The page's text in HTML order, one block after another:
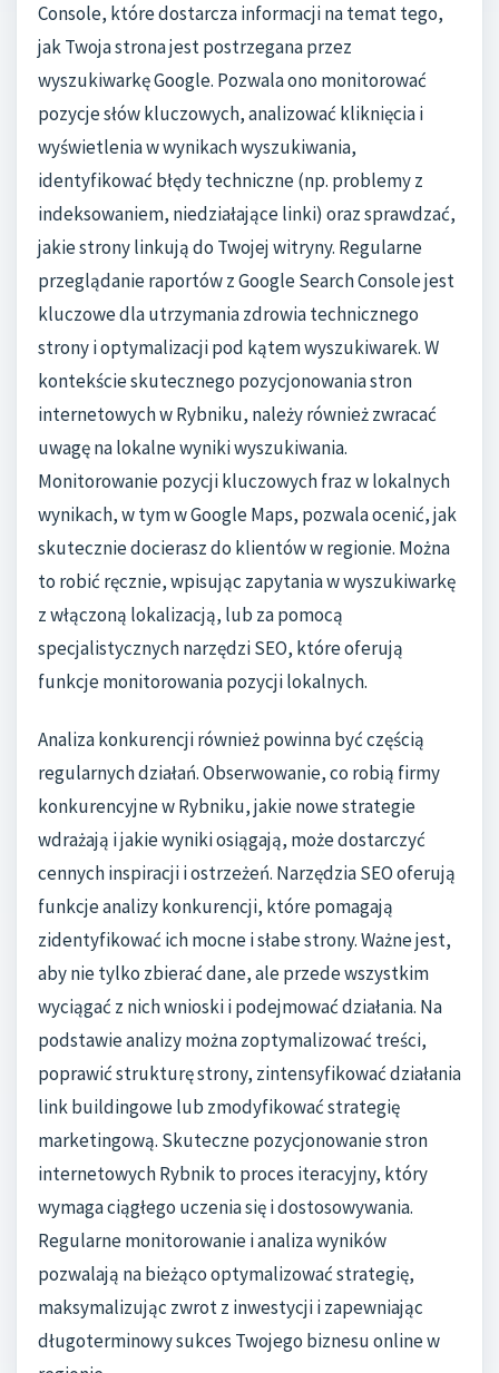
Console, które dostarcza informacji na temat tego,
jak Twoja strona jest postrzegana przez
wyszukiwarkę Google. Pozwala ono monitorować
pozycje słów kluczowych, analizować kliknięcia i
wyświetlenia w wynikach wyszukiwania,
identyfikować błędy techniczne (np. problemy z
indeksowaniem, niedziałające linki) oraz sprawdzać,
jakie strony linkują do Twojej witryny. Regularne
przeglądanie raportów z Google Search Console jest
kluczowe dla utrzymania zdrowia technicznego
strony i optymalizacji pod kątem wyszukiwarek. W
kontekście skutecznego pozycjonowania stron
internetowych w Rybniku, należy również zwracać
uwagę na lokalne wyniki wyszukiwania.
Monitorowanie pozycji kluczowych fraz w lokalnych
wynikach, w tym w Google Maps, pozwala ocenić, jak
skutecznie docierasz do klientów w regionie. Można
to robić ręcznie, wpisując zapytania w wyszukiwarkę
z włączoną lokalizacją, lub za pomocą
specjalistycznych narzędzi SEO, które oferują
funkcje monitorowania pozycji lokalnych.
Analiza konkurencji również powinna być częścią
regularnych działań. Obserwowanie, co robią firmy
konkurencyjne w Rybniku, jakie nowe strategie
wdrażają i jakie wyniki osiągają, może dostarczyć
cennych inspiracji i ostrzeżeń. Narzędzia SEO oferują
funkcje analizy konkurencji, które pomagają
zidentyfikować ich mocne i słabe strony. Ważne jest,
aby nie tylko zbierać dane, ale przede wszystkim
wyciągać z nich wnioski i podejmować działania. Na
podstawie analizy można zoptymalizować treści,
poprawić strukturę strony, zintensyfikować działania
link buildingowe lub zmodyfikować strategię
marketingową. Skuteczne pozycjonowanie stron
internetowych Rybnik to proces iteracyjny, który
wymaga ciągłego uczenia się i dostosowywania.
Regularne monitorowanie i analiza wyników
pozwalają na bieżąco optymalizować strategię,
maksymalizując zwrot z inwestycji i zapewniając
długoterminowy sukces Twojego biznesu online w